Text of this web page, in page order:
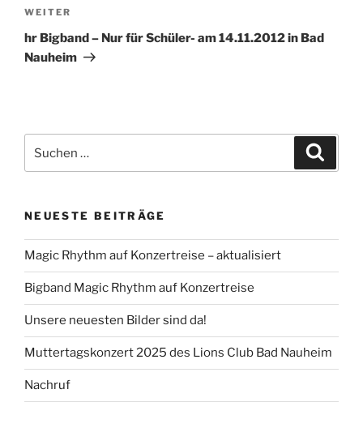
Nächster
Beitrag
WEITER
hr Bigband – Nur für Schüler- am 14.11.2012 in Bad
Nauheim
nach:
NEUESTE BEITRÄGE
Magic Rhythm auf Konzertreise – aktualisiert
Bigband Magic Rhythm auf Konzertreise
Unsere neuesten Bilder sind da!
Muttertagskonzert 2025 des Lions Club Bad Nauheim
Nachruf